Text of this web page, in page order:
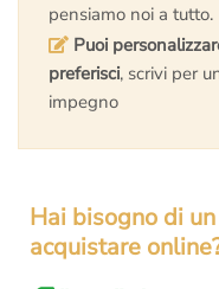
pensiamo noi a tutto.
Puoi
preferisci, scrivi per
impegno
Hai bisogno di
acquistare